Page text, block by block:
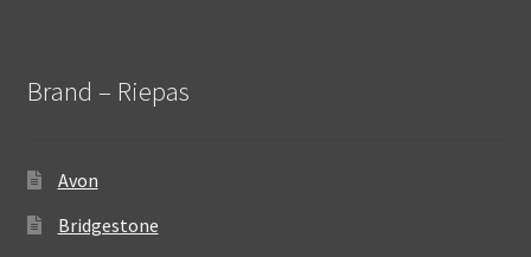
Brand – Riepas
Avon
Bridgestone